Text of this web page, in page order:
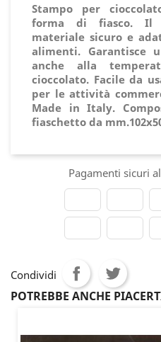
Stampo per
forma di fiasco. Il
materiale sicuro e
alimenti. Garantisce
anche alla
cioccolato. Facile da
per le attività
Made in Italy.
fiaschetto da
Pagamenti sicuri
Condividi
POTREBBE ANCHE